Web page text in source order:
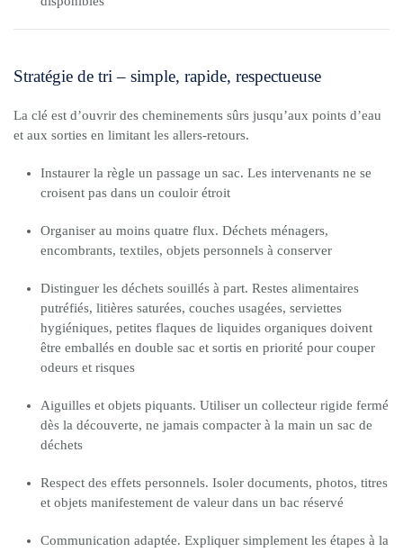
Stratégie de tri – simple, rapide, respectueuse
La clé est d’ouvrir des cheminements sûrs jusqu’aux points d’eau
et aux sorties en limitant les allers-retours.
Instaurer la règle un passage un sac. Les intervenants ne se
croisent pas dans un couloir étroit
Organiser au moins quatre flux. Déchets ménagers,
encombrants, textiles, objets personnels à conserver
Distinguer les déchets souillés à part. Restes alimentaires
putréfiés, litières saturées, couches usagées, serviettes
hygiéniques, petites flaques de liquides organiques doivent
être emballés en double sac et sortis en priorité pour couper
odeurs et risques
Aiguilles et objets piquants. Utiliser un collecteur rigide fermé
dès la découverte, ne jamais compacter à la main un sac de
déchets
Respect des effets personnels. Isoler documents, photos, titres
et objets manifestement de valeur dans un bac réservé
Communication adaptée. Expliquer simplement les étapes à la